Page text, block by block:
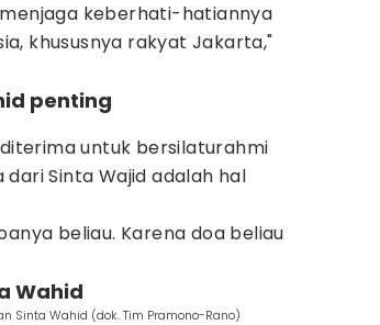
keberhati-hatiannya
khususnya rakyat Jakarta,"
penting
untuk bersilaturahmi
Sinta Wajid adalah hal
beliau. Karena doa beliau
Wahid
Sinta Wahid (dok. Tim Pramono-Rano)